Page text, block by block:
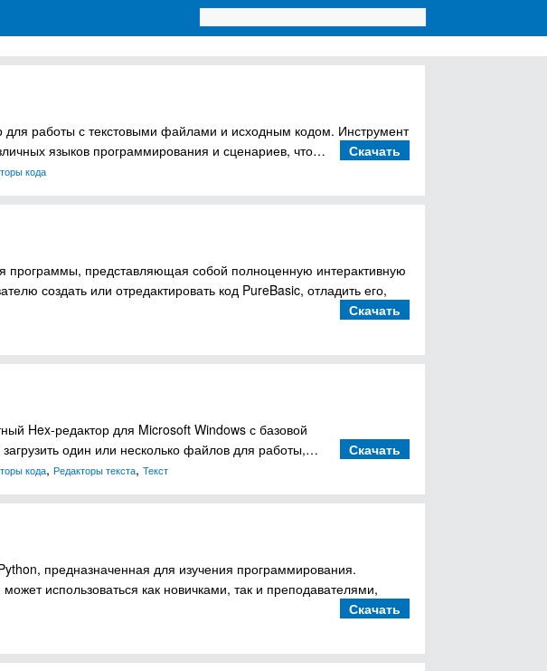
для работы с текстовыми файлами и исходным кодом. Инструмент
языков программирования и сценариев, что…
Скачать
кода
программы, представляющая собой полноценную интерактивную
создать или отредактировать код PureBasic, отладить его,
Скачать
Hex-редактор для Microsoft Windows с базовой
один или несколько файлов для работы,…
Скачать
кода, Редакторы текста, Текст
предназначенная для изучения программирования.
использоваться как новичками, так и преподавателями,
Скачать